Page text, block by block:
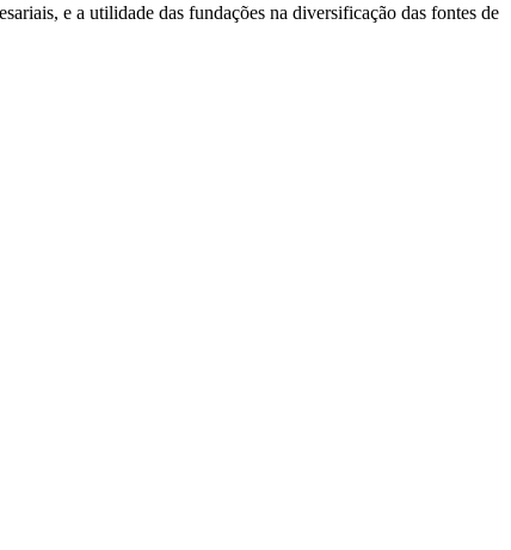
e a utilidade das fundações na diversificação das fontes de